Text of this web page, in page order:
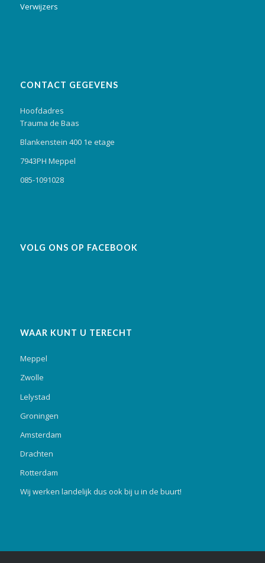
Verwijzers
CONTACT GEGEVENS
Hoofdadres
Trauma de Baas
Blankenstein 400 1e etage
7943PH Meppel
085-1091028
VOLG ONS OP FACEBOOK
WAAR KUNT U TERECHT
Meppel
Zwolle
Lelystad
Groningen
Amsterdam
Drachten
Rotterdam
Wij werken landelijk dus ook bij u in de buurt!